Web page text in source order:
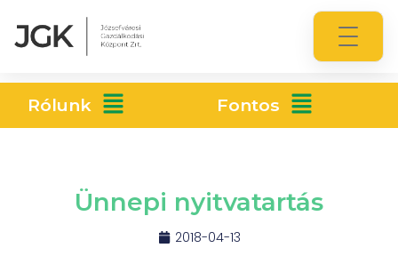
Rólunk Fontos
Ünnepi nyitvatartás
2018-04-13